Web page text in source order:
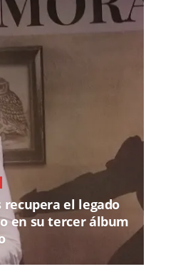
el legado
en su tercer álbum